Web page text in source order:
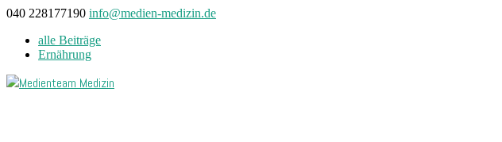
040 228177190 info@medien-medizin.de
alle Beiträge
Ernährung